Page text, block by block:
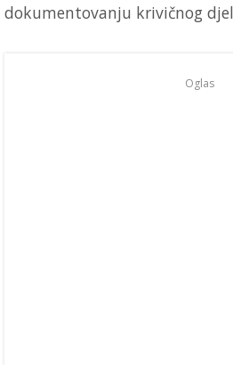
dokumentovanju krivičnog
Oglas